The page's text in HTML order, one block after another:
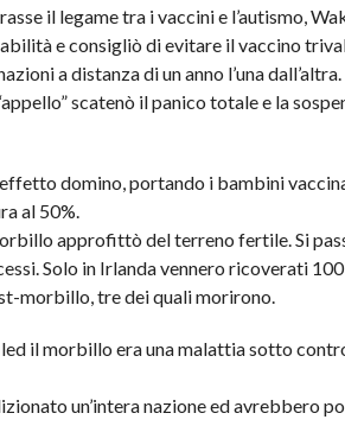
il legame tra i vaccini e l’autismo,
e consigliò di evitare il vaccino
a distanza di un anno l’una
scatenò il panico totale e la
domino, portando i bambini
al 50%.
approfittò del terreno fertile. Si
Solo in Irlanda vennero ricoverati
morbillo, tre dei quali morirono.
il morbillo era una malattia sotto
un’intera nazione ed avrebbero